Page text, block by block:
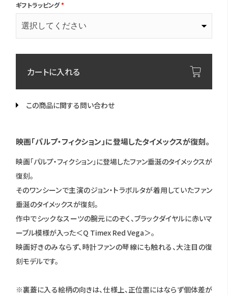
ギフトラッピング*
カートに入れる
この商品に関する問い合わせ
映画「パルプ・フィクション」に登場したタイメックスが復刻。
映画「パルプ・フィクション」に登場したファン垂涎のタイメックスが
復刻。
そのワンシーンで主演のジョン・トラボルタが着用していたファン
垂涎のタイメックスが復刻。
作中でシックなスーツの腕元にのぞく、ブラックダイヤルに赤いマ
ーブル模様が入った＜Q Timex Red Vega＞。
映画好きのみならず、時計ファンの琴線にも触れる、大注目の復
刻モデルです。
※裏蓋に入る絵柄の向きは、仕様上、正位置にはならず個体差が